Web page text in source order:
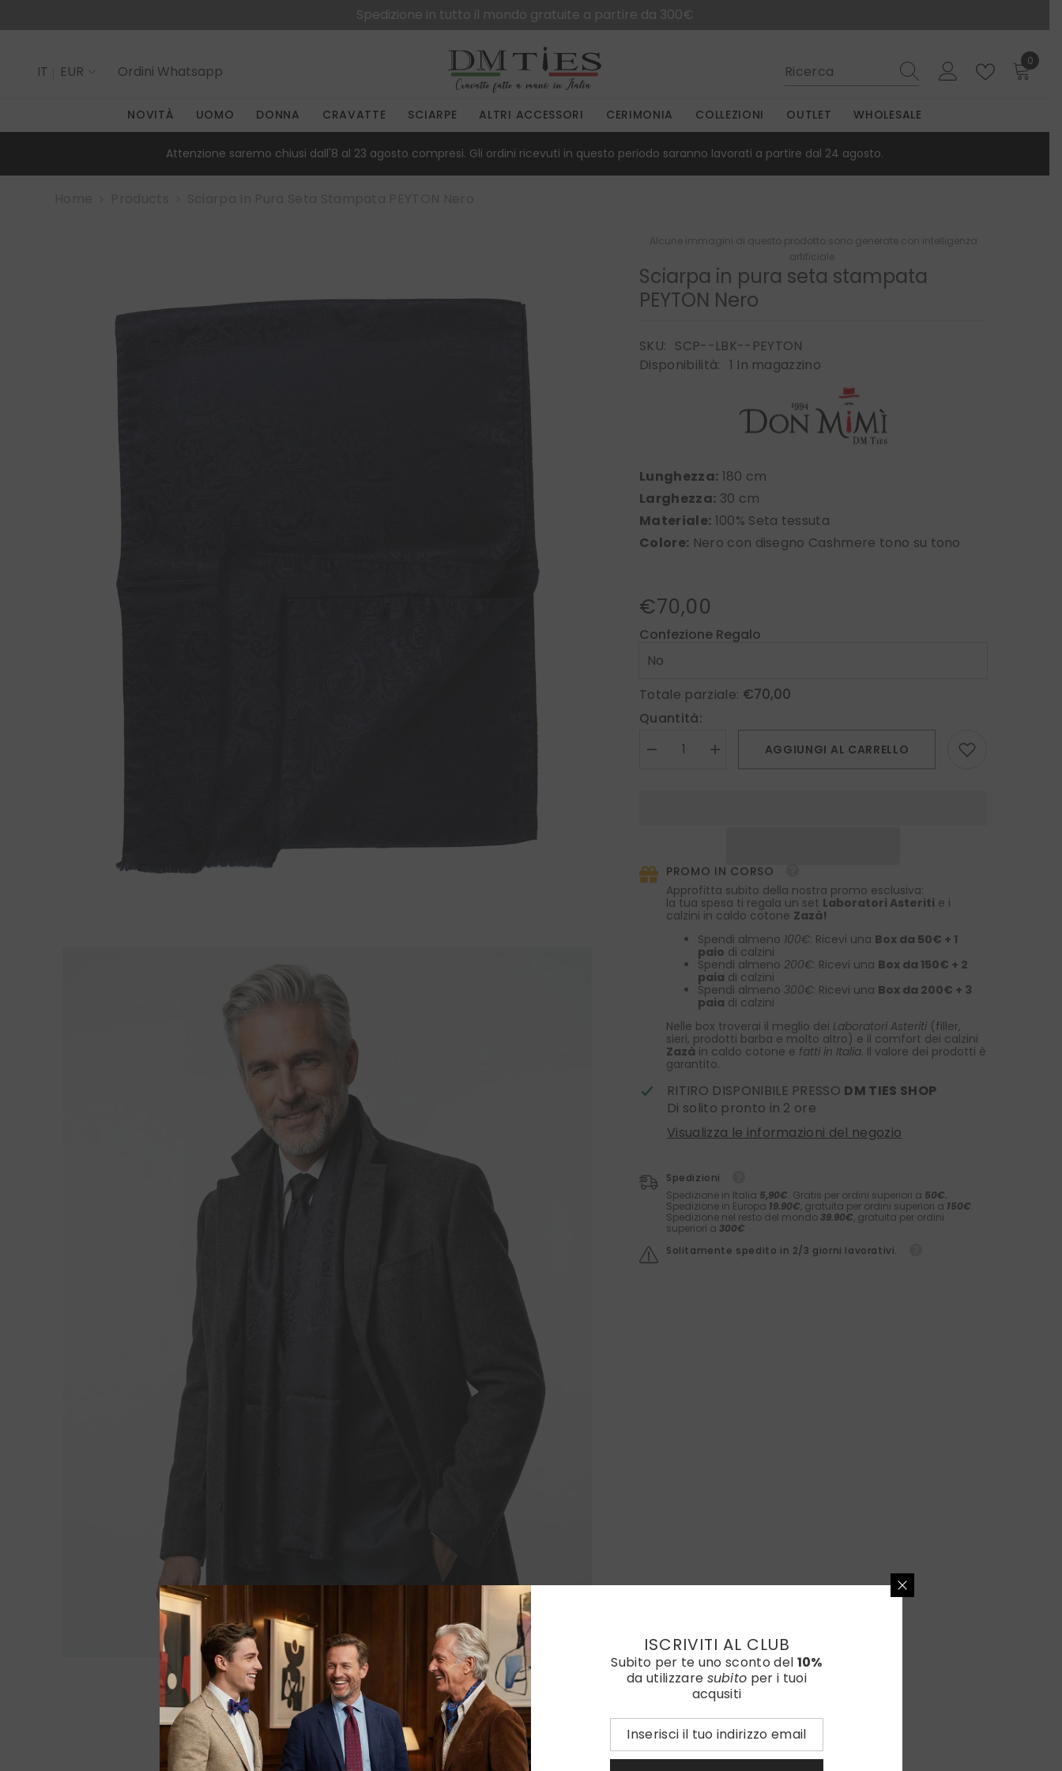
Spedizione in tutto il mondo gratuite a partire da 300€
IT
EUR Ordini Whatsapp
0
0
NOVITÀ UOMO DONNA CRAVATTE SCIARPE ALTRI ACCESSORI CERIMONIA COLLEZIONI OUTLET WHOLESALE
Attenzione saremo chiusi dall'8 al 23 agosto compresi. Gli ordini ricevuti in questo periodo saranno lavorati a partire dal 24 agosto.
Alcune immagini di questo prodotto sono generate con intelligenza
artificiale.
Sciarpa in pura seta stampata
PEYTON Nero
SKU: SCP--LBK--PEYTON
Disponibilità: 1 In magazzino
Lunghezza: 180 cm
Larghezza: 30 cm
Materiale: 100% Seta tessuta
Colore: Nero con disegno Cashmere tono su tono
€70,00
Confezione Regalo
Totale parziale: €70,00
Quantità:
Diminuire
Nero
Aumenta
Nero
AGGIUNGI AL CARRELLO
PROMO IN CORSO
Approfitta subito della nostra promo esclusiva:
la tua spesa ti regala un set Laboratori Asteriti e i
calzini in caldo cotone Zazà!
Spendi almeno 100€: Ricevi una Box da 50€ + 1
paio di calzini
Spendi almeno200€: Ricevi una Box da 150€ + 2
paia di calzini
Spendi almeno 300€: Ricevi una Box da 200€ + 3
paia di calzini
Nelle box troverai il meglio dei Laboratori Asteriti (filler,
sieri, prodotti barba e molto altro) e il comfort dei calzini
Zazà in caldo cotone e fatti in Italia. Il valore dei prodotti è
garantito.
RITIRO DISPONIBILE PRESSO DM TIES SHOP
Di solito pronto in 2 ore
Visualizza le informazioni del negozio
Spedizioni
Spedizione in Italia 5,90€. Gratis per ordini superiori a 50€.
Spedizione in Europa 19.90€, gratuita per ordini superiori a 150€.
Spedizione nel resto del mondo 39.90€, gratuita per ordini
superiori a 300€
Solitamente spedito in 2/3 giorni lavorativi.
ISCRIVITI AL CLUB
Subito per te uno sconto del 10%
da utilizzare subito per i tuoi
acqusiti